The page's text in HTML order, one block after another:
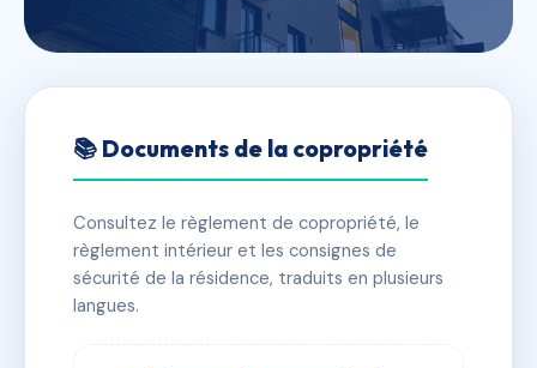
RESIDENCE DU CENTRE
✓ Immatriculée 🏠 28 lots 🏗 1 bâtiment(s)
📞 Contacter Syndic Digital
📚 Documents de la copropriété
Consultez le règlement de copropriété, le
règlement intérieur et les consignes de
sécurité de la résidence, traduits en plusieurs
langues.